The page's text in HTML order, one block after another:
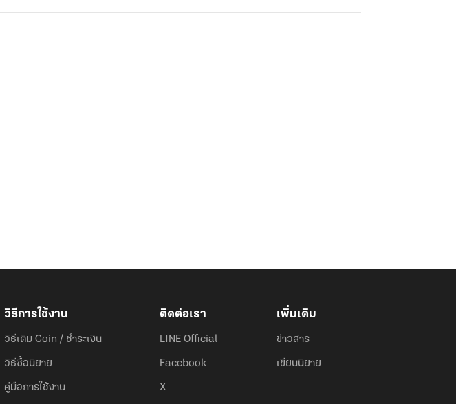
วิธีการใช้งาน
วิธีเติม Coin / ชำระเงิน
วิธีซื้อนิยาย
คู่มือการใช้งาน
ติดต่อเรา
LINE Official
Facebook
X
เพิ่มเติม
ข่าวสาร
เขียนนิยาย